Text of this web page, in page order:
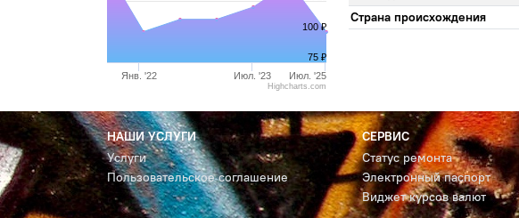
Янв. '22 Июл. '23 Июл. '25
100 ₽
75 ₽
Highcharts.com
Страна происхождения
НАШИ УСЛУГИ
Услуги
Пользовательское соглашение
СЕРВИС
Статус ремонта
Электронный паспорт
Виджет курсов валют